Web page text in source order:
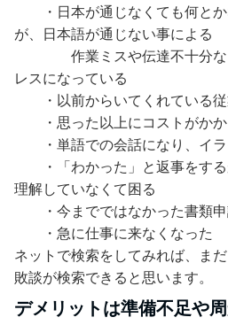
・日本が通じなくても何とか
が、日本語が通じない事による
作業ミスや伝達不十分など
レスになっている
・以前からいてくれている従
・思った以上にコストがかか
・単語での会話になり、イラ
・「わかった」と返事をする
理解していなくて困る
・今までではなかった書類申
・急に仕事に来なくなった
ネットで検索をしてみれば、ま
敗談が検索できると思います。
デメリットは準備不足や